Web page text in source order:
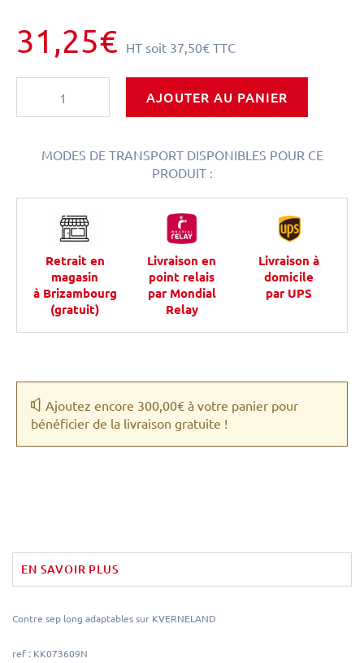
31,25€ HT soit 37,50€ TTC
AJOUTER AU PANIER
MODES DE TRANSPORT DISPONIBLES POUR CE
PRODUIT :
Retrait en
magasin
à Brizambourg
(gratuit)
Livraison en
point relais
par Mondial
Relay
Livraison à
domicile
par UPS
Ajoutez encore 300,00€ à votre panier pour
bénéficier de la livraison gratuite !
EN SAVOIR PLUS
Contre sep long adaptables sur KVERNELAND
ref : KK073609N